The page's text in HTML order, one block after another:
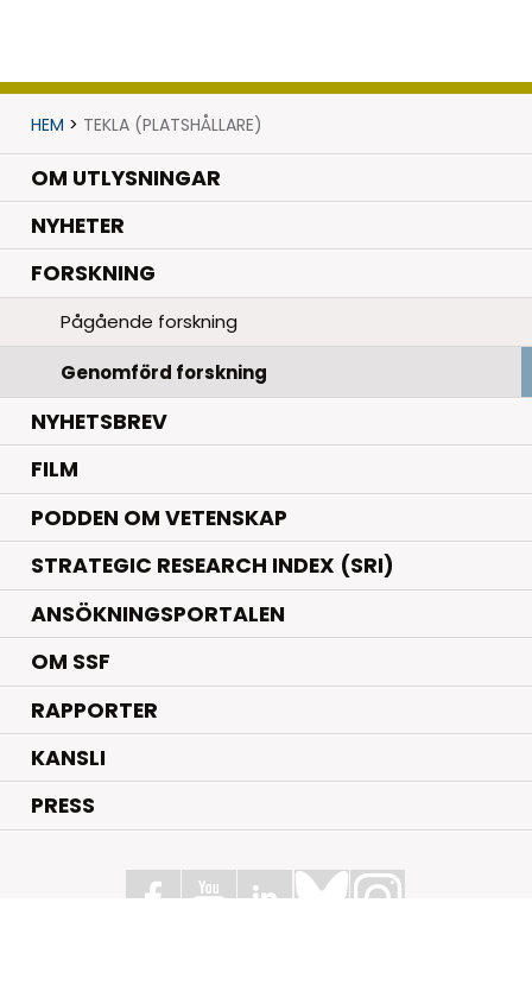
HEM > TEKLA (PLATSHÅLLARE)
OM UTLYSNINGAR
NYHETER.
FORSKNING.
Pågående forskning
Genomförd forskning
NYHETSBREV
FILM
PODDEN OM VETENSKAP
STRATEGIC RESEARCH INDEX (SRI)
ANSÖKNINGSPORTALEN
OM SSF
RAPPORTER
KANSLI
PRESS